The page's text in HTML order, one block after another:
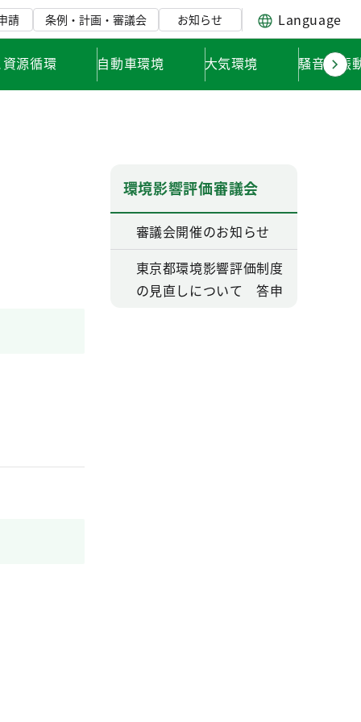
請 条例・計画・審議会 お知らせ Language
源循環 自動車環境 大気環境 騒音・振
環境影響評価審議会
審議会開催のお知らせ
東京都環境影響評価制度
の見直しについて 答申